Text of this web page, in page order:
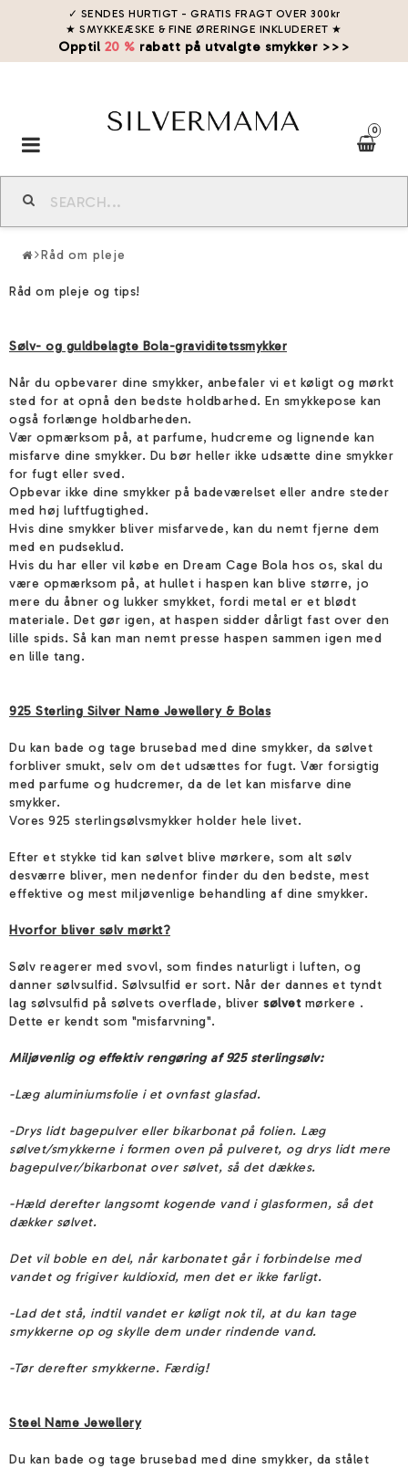
✓ SENDES HURTIGT - GRATIS FRAGT OVER 300kr
★ SMYKKEÆSKE & FINE ØRERINGE INKLUDERET ★
Opptil 20 % rabatt på utvalgte smykker >>>
0
Toggle
navigation
Råd om pleje
Råd om pleje og tips!
Sølv- og guldbelagte Bola-graviditetssmykker
Når du opbevarer dine smykker, anbefaler vi et køligt og mørkt
sted for at opnå den bedste holdbarhed. En smykkepose kan
også forlænge holdbarheden.
Vær opmærksom på, at parfume, hudcreme og lignende kan
misfarve dine smykker. Du bør heller ikke udsætte dine smykker
for fugt eller sved.
Opbevar ikke dine smykker på badeværelset eller andre steder
med høj luftfugtighed.
Hvis dine smykker bliver misfarvede, kan du nemt fjerne dem
med en pudseklud.
Hvis du har eller vil købe en Dream Cage Bola hos os, skal du
være opmærksom på, at hullet i haspen kan blive større, jo
mere du åbner og lukker smykket, fordi metal er et blødt
materiale. Det gør igen, at haspen sidder dårligt fast over den
lille spids. Så kan man nemt presse haspen sammen igen med
en lille tang.
925 Sterling Silver Name Jewellery & Bolas
Du kan bade og tage brusebad med dine smykker, da sølvet
forbliver smukt, selv om det udsættes for fugt. Vær forsigtig
med parfume og hudcremer, da de let kan misfarve dine
smykker.
Vores 925 sterlingsølvsmykker holder hele livet.
Efter et stykke tid kan sølvet blive mørkere, som alt sølv
desværre bliver, men nedenfor finder du den bedste, mest
effektive og mest miljøvenlige behandling af dine smykker.
Hvorfor bliver sølv mørkt?
Sølv reagerer med svovl, som findes naturligt i luften, og
danner sølvsulfid. Sølvsulfid er sort. Når der dannes et tyndt
lag sølvsulfid på sølvets overflade, bliver sølvetmørkere .
Dette er kendt som "misfarvning".
Miljøvenlig og effektiv rengøring af 925 sterlingsølv:
-Læg aluminiumsfolie i et ovnfast glasfad.
-Drys lidt bagepulver eller bikarbonat på folien. Læg
sølvet/smykkerne i formen oven på pulveret, og drys lidt mere
bagepulver/bikarbonat over sølvet, så det dækkes.
-Hæld derefter langsomt kogende vand i glasformen, så det
dækker sølvet.
Det vil boble en del, når karbonatet går i forbindelse med
vandet og frigiver kuldioxid, men det er ikke farligt.
-Lad det stå, indtil vandet er køligt nok til, at du kan tage
smykkerne op og skylle dem under rindende vand.
-Tør derefter smykkerne. Færdig!
Steel Name Jewellery
Du kan bade og tage brusebad med dine smykker, da stålet